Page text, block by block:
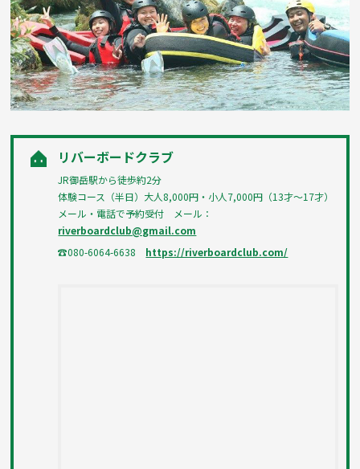
リバーボードクラブ
JR御岳駅から徒歩約2分
体験コース（半日）大人8,000円・小人7,000円（13才～17才）
メール・電話で予約受付 メール：
riverboardclub@gmail.com
☎080-6064-6638 https://riverboardclub.com/